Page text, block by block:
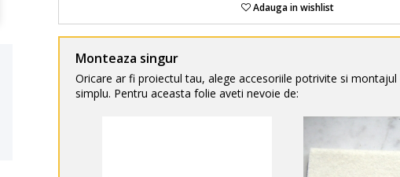
Adauga in wishlist
Monteaza singur
Oricare ar fi proiectul tau, alege accesoriile potrivite si
simplu. Pentru aceasta folie aveti nevoie de: